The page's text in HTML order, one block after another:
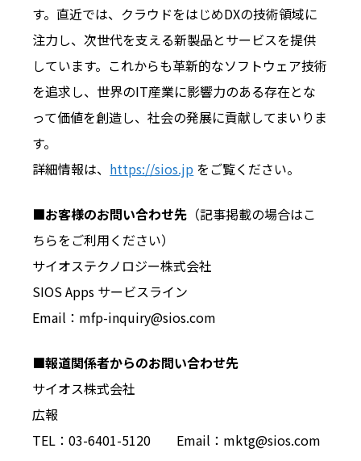
す。直近では、クラウドをはじめDXの技術領域に
注力し、次世代を支える新製品とサービスを提供
しています。これからも革新的なソフトウェア技術
を追求し、世界のIT産業に影響力のある存在とな
って価値を創造し、社会の発展に貢献してまいりま
す。
詳細情報は、 https://sios.jp をご覧ください。
■お客様のお問い合わせ先 （記事掲載の場合はこ
ちらをご利用ください）
サイオステクノロジー株式会社
SIOS Apps サービスライン
Email：mfp-inquiry@sios.com
■報道関係者からのお問い合わせ先
サイオス株式会社
広報
TEL：03-6401-5120 Email：mktg@sios.com